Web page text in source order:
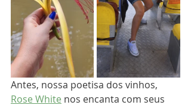
Antes, nossa poetisa dos vinhos,
Rose White nos encanta com seus